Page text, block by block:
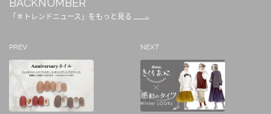
BACKNUMBER
「＃トレンドニュース」をもっと見る
PREV NEXT